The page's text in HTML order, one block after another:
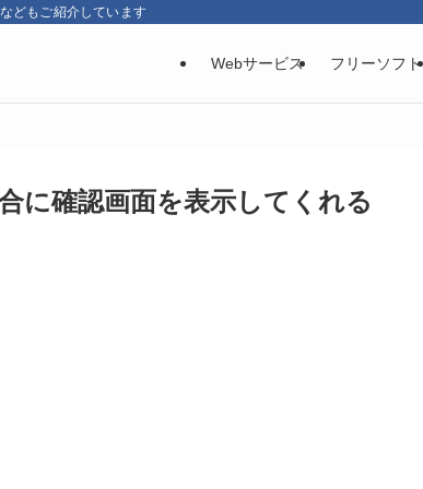
どもご紹介しています
Webサービス フリーソフト
に確認画面を表示してくれる